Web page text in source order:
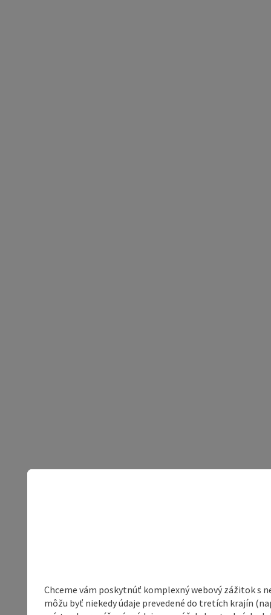
Chceme vám poskytnúť komplexný webový zážitok s
môžu byť niekedy údaje prevedené do tretích krajín